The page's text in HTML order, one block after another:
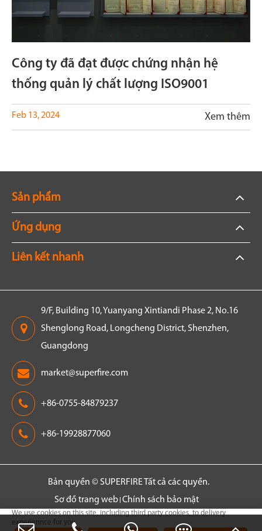
Công ty đã đạt được chứng nhận hệ
thống quản lý chất lượng ISO9001
Feb 13, 2024 Xem thêm
Sản phẩm
Ứng dụng
Liên kết nhanh
9/F, Building 10, Yuanyang Xintiandi Phase 2, No.16
Shenglong Road, Longcheng District, Shenzhen,
Guangdong
market@superfire.com
+86-0755-84879237
+86-19928877060
Bản quyền © SUPERFIRETất cả các quyền.
Sơ đồ trang web Chính sách bảo mật
We use cookies on this site, including third party cookies, to delivery
experiennce for you.